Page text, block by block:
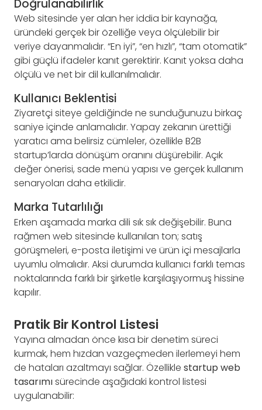
Doğrulanabilirlik
Web sitesinde yer alan her iddia bir kaynağa,
üründeki gerçek bir özelliğe veya ölçülebilir bir
veriye dayanmalıdır. “En iyi”, “en hızlı”, “tam otomatik”
gibi güçlü ifadeler kanıt gerektirir. Kanıt yoksa daha
ölçülü ve net bir dil kullanılmalıdır.
Kullanıcı Beklentisi
Ziyaretçi siteye geldiğinde ne sunduğunuzu birkaç
saniye içinde anlamalıdır. Yapay zekanın ürettiği
yaratıcı ama belirsiz cümleler, özellikle B2B
startup’larda dönüşüm oranını düşürebilir. Açık
değer önerisi, sade menü yapısı ve gerçek kullanım
senaryoları daha etkilidir.
Marka Tutarlılığı
Erken aşamada marka dili sık sık değişebilir. Buna
rağmen web sitesinde kullanılan ton; satış
görüşmeleri, e-posta iletişimi ve ürün içi mesajlarla
uyumlu olmalıdır. Aksi durumda kullanıcı farklı temas
noktalarında farklı bir şirketle karşılaşıyormuş hissine
kapılır.
Pratik Bir Kontrol Listesi
Yayına almadan önce kısa bir denetim süreci
kurmak, hem hızdan vazgeçmeden ilerlemeyi hem
de hataları azaltmayı sağlar. Özellikle startup web
tasarımısürecinde aşağıdaki kontrol listesi
uygulanabilir: